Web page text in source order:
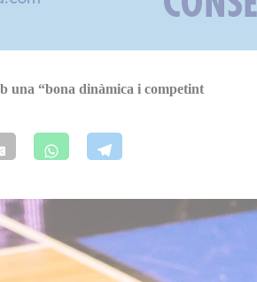
una “bona dinàmica i competint